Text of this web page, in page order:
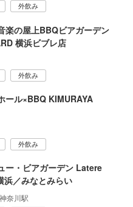
外飲み
楽の屋上BBQビアガーデン
横浜ビブレ店
外飲み
ール×BBQ KIMURAYA
外飲み
ー・ビアガーデン Latere
浜／みなとみらい
奈川駅